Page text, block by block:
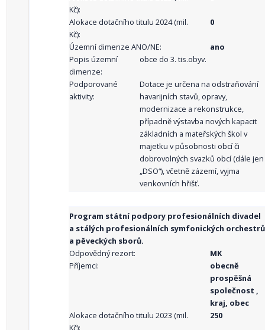
Kč):
Alokace dotačního titulu 2024 (mil.
Kč):
0
Územní dimenze ANO/NE:
ano
Popis územní
dimenze:
obce do 3. tis.obyv.
Podporované
aktivity:
Dotace je určena na odstraňování
havarijních stavů, opravy,
modernizace a rekonstrukce,
případně výstavba nových kapacit
základních a mateřských škol v
majetku v působnosti obcí či
dobrovolných svazků obcí (dále jen
„DSO“), včetně zázemí, vyjma
venkovních hřišť.
Program státní podpory profesionálních divadel
a stálých profesionálních symfonických orchestrů
a pěveckých sborů.
Odpovědný rezort:
MK
Příjemci:
obecně
prospěšná
společnost ,
kraj, obec
Alokace dotačního titulu 2023 (mil.
Kč):
250